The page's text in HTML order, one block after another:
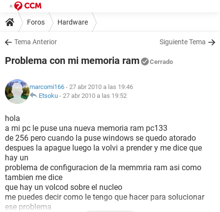
Foros Hardware
Tema Anterior Siguiente Tema
Problema con mi memoria ram Cerrado
marcomi166 - 27 abr 2010 a las 19:46
Etsoku - 27 abr 2010 a las 19:52
hola
a mi pc le puse una nueva memoria ram pc133
de 256 pero cuando la puse windows se quedo atorado
despues la apague luego la volvi a prender y me dice que
hay un
problema de configuracion de la memmria ram asi como
tambien me dice
que hay un volcod sobre el nucleo
me puedes decir como le tengo que hacer para solucionar
ese problema